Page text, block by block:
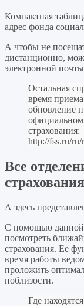
Компактная
адрес фонда
А чтобы не
дистанционно,
электронной
Остальная
время
обновление
официальном
страхования:
http://fss.ru/
Все
А здесь
С помощью данной
посмотреть
страхования. Ее
время работы
проложить
поблизости.
Где находятся